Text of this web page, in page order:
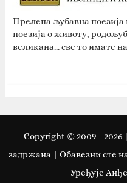
Прелепа љубавна
поезија о животу,
великана... све то имате
Copyright © 2009 - 2026
задржана | Oбавезни сте
Уређује